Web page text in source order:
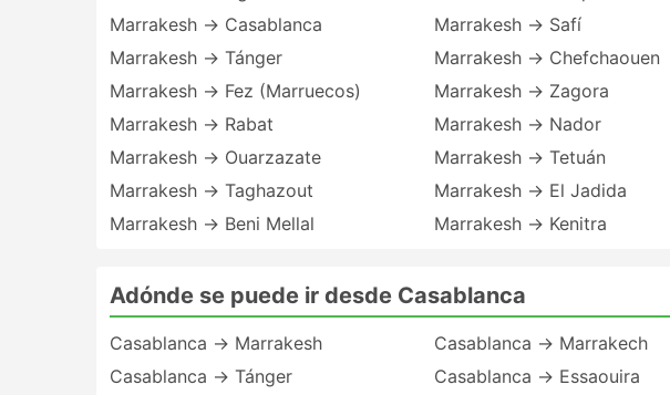
Marrakesh → Casablanca
Marrakesh → Tánger
Marrakesh → Fez (Marruecos)
Marrakesh → Rabat
Marrakesh → Ouarzazate
Marrakesh → Taghazout
Marrakesh → Beni Mellal
Marrakesh → Safí
Marrakesh → Chefchaouen
Marrakesh → Zagora
Marrakesh → Nador
Marrakesh → Tetuán
Marrakesh → El Jadida
Marrakesh → Kenitra
Adónde se puede ir desde Casablanca
Casablanca → Marrakesh
Casablanca → Tánger
Casablanca → Marrakech
Casablanca → Essaouira